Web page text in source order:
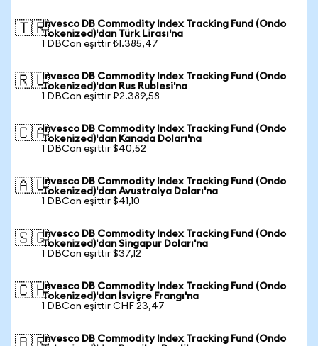
🇹🇷Invesco DB Commodity Index Tracking Fund (Ondo
Tokenized)'dan Türk Lirası'na
1 DBCon eşittir ₺1.385,47
🇷🇺Invesco DB Commodity Index Tracking Fund (Ondo
Tokenized)'dan Rus Rublesi'na
1 DBCon eşittir ₽2.389,58
🇨🇦Invesco DB Commodity Index Tracking Fund (Ondo
Tokenized)'dan Kanada Doları'na
1 DBCon eşittir $40,52
🇦🇺Invesco DB Commodity Index Tracking Fund (Ondo
Tokenized)'dan Avustralya Doları'na
1 DBCon eşittir $41,10
🇸🇬Invesco DB Commodity Index Tracking Fund (Ondo
Tokenized)'dan Singapur Doları'na
1 DBCon eşittir $37,12
🇨🇭Invesco DB Commodity Index Tracking Fund (Ondo
Tokenized)'dan İsviçre Frangı'na
1 DBCon eşittir CHF 23,47
Invesco DB Commodity Index Tracking Fund (Ondo